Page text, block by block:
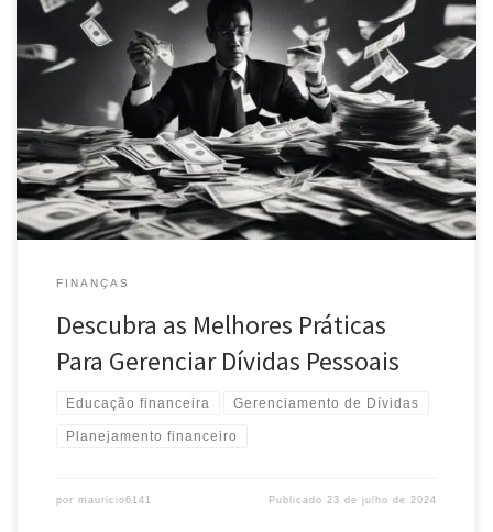
Aprenda estratégias eficazes para gerenciar suas DÍVIDAS pessoais,
renegociar pagamentos e recuperar seu controle financeiro.
Descubra como sair do vermelho hoje mesmo!
FINANÇAS
Descubra as Melhores Práticas
Para Gerenciar Dívidas Pessoais
Educação financeira Gerenciamento de Dívidas
Planejamento financeiro
por mauricio6141 Publicado23 de julho de 2024